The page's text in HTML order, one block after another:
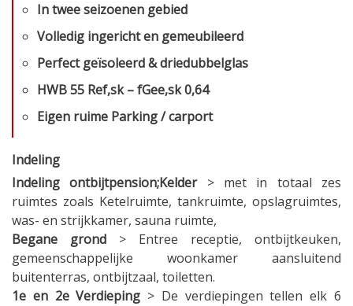
In twee seizoenen gebied
Volledig ingericht en gemeubileerd
Perfect geïsoleerd & driedubbelglas
HWB 55 Ref,sk – fGee,sk 0,64
Eigen ruime Parking / carport
Indeling
Indeling ontbijtpension;Kelder> met in totaal zes
ruimtes zoals Ketelruimte, tankruimte, opslagruimtes,
was- en strijkkamer, sauna ruimte,
Begane grond > Entree receptie, ontbijtkeuken,
gemeenschappelijke woonkamer aansluitend
buitenterras, ontbijtzaal, toiletten.
1e en 2e Verdieping > De verdiepingen tellen elk 6